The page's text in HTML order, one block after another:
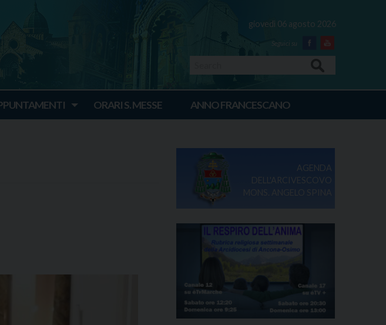
giovedì 06 agosto 2026
Facebook
Youtube
ORARI S. MESSE ANNO FRANCESCANO
AGENDA
DELL'ARCIVESCOVO